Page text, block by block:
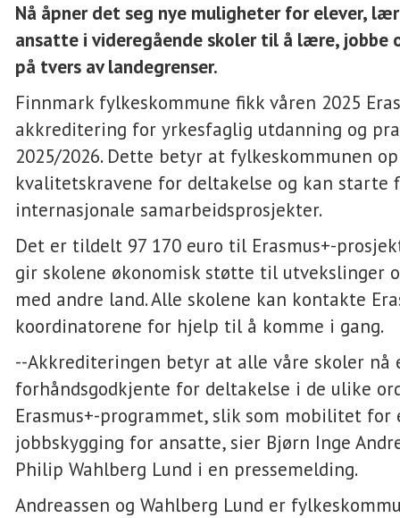
Nå åpner det seg nye muligheter for elever,
ansatte i videregående skoler til å lære, jobbe
på tvers av landegrenser.
Finnmark fylkeskommune fikk våren 2025
akkreditering for yrkesfaglig utdanning og
2025/2026. Dette betyr at fylkeskommunen
kvalitetskravene for deltakelse og kan starte
internasjonale samarbeidsprosjekter.
Det er tildelt 97 170 euro til Erasmus+-
gir skolene økonomisk støtte til utvekslinger
med andre land. Alle skolene kan kontakte
koordinatorene for hjelp til å komme i gang.
--Akkrediteringen betyr at alle våre skoler nå
forhåndsgodkjente for deltakelse i de ulike
Erasmus+-programmet, slik som mobilitet for
jobbskygging for ansatte, sier Bjørn Inge
Philip Wahlberg Lund i en pressemelding.
Andreassen og Wahlberg Lund er